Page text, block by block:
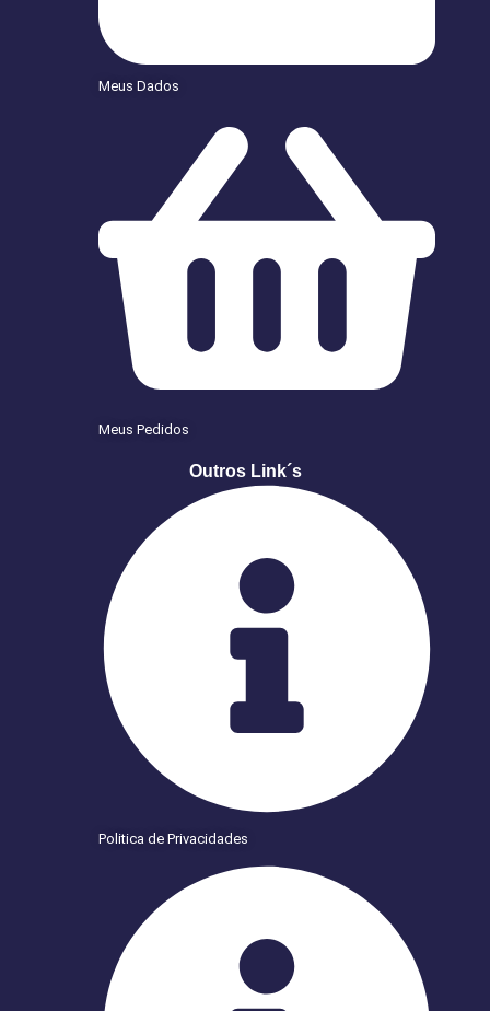
Meus Dados
Meus Pedidos
Outros Link´s
Politica de Privacidades